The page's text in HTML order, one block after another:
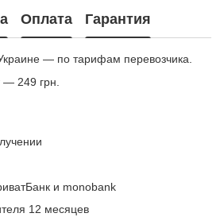
Оплата Гарантия
— по тарифам перевозчика.
249 грн.
и monobank
12 месяцев